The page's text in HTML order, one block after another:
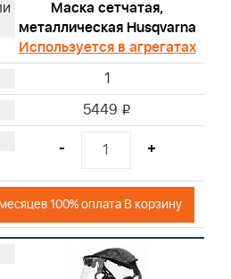
Briggs & Stratton
Briggs & Stratton
Briggs & Stratton
Briggs & Stratton
Маска сетчатая,
металлическая Husqvarna
Используется в агрегатах
1
5449 i
- +
100% оплата В корзину